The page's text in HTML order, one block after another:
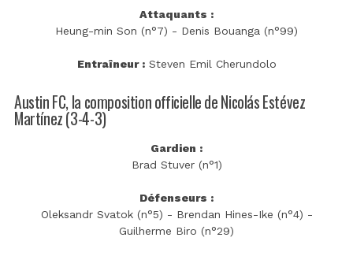
Attaquants :
Heung-min Son (n°7) - Denis Bouanga (n°99)
Entraîneur :Steven Emil Cherundolo
Austin FC, la composition officielle de Nicolás Estévez
Martínez (3-4-3)
Gardien :
Brad Stuver (n°1)
Défenseurs :
Oleksandr Svatok (n°5) - Brendan Hines-Ike (n°4) -
Guilherme Biro (n°29)